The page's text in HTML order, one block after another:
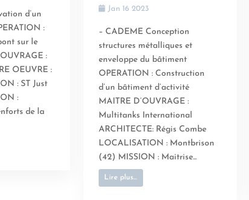
d’un
:
sur le
:
OEUVRE :
: ST Just
:
de la
Jan 16 2023
– CADEME Conception
structures métalliques et
enveloppe du bâtiment
OPERATION : Construction
d’un bâtiment d’activité
MAITRE D’OUVRAGE :
Multitanks International
ARCHITECTE: Régis Combe
LOCALISATION : Montbrison
(42) MISSION : Maitrise...
Lire plus...